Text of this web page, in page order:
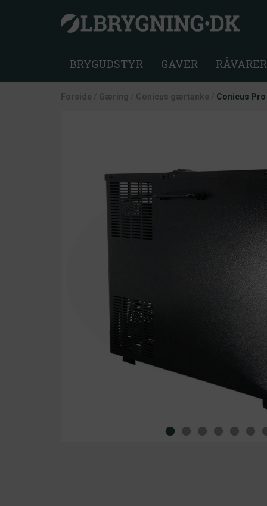
BRYGUDSTYR GAVER RÅVARER
Forside Gæring Conicus gærtanke Conicus